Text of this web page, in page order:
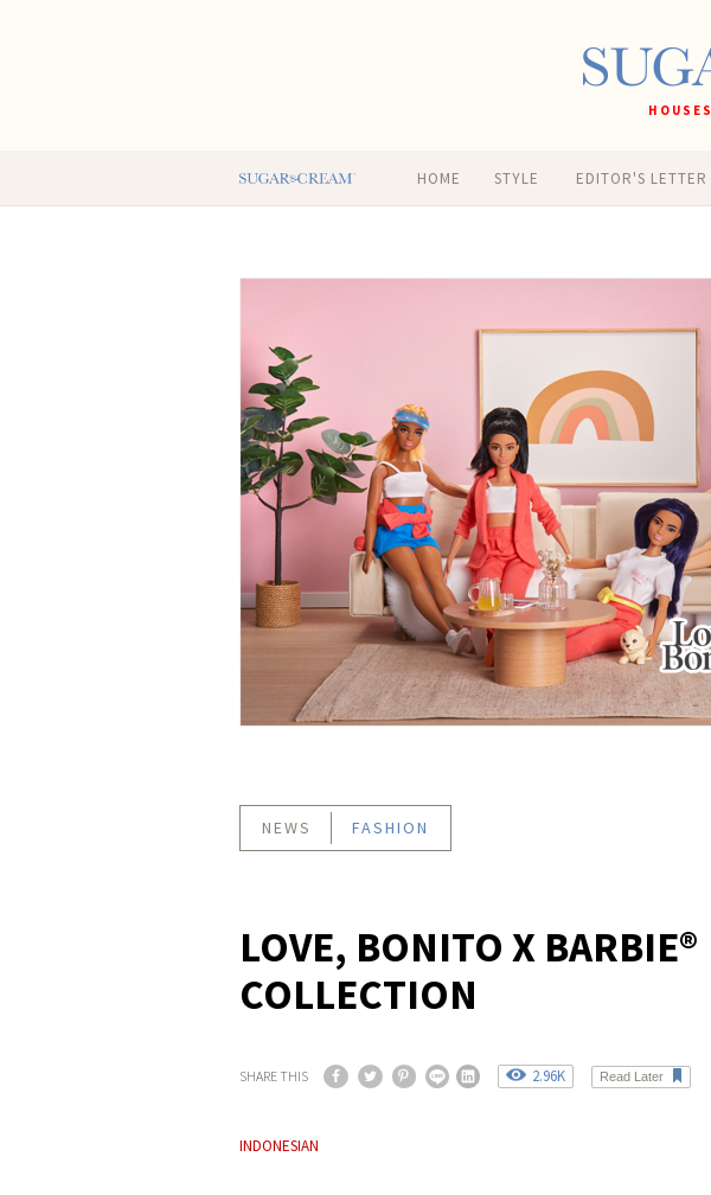
HOME STYLE EDITOR'S LETTER
NEWS FASHION
LOVE, BONITO X BARBIE®
COLLECTION
SHARE THIS 2.96K Read Later
INDONESIAN